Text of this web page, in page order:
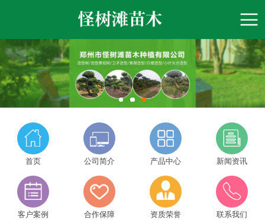
首页 公司简介 产品中心 新闻资讯
客户案例 合作保障 资质荣誉 联系我们